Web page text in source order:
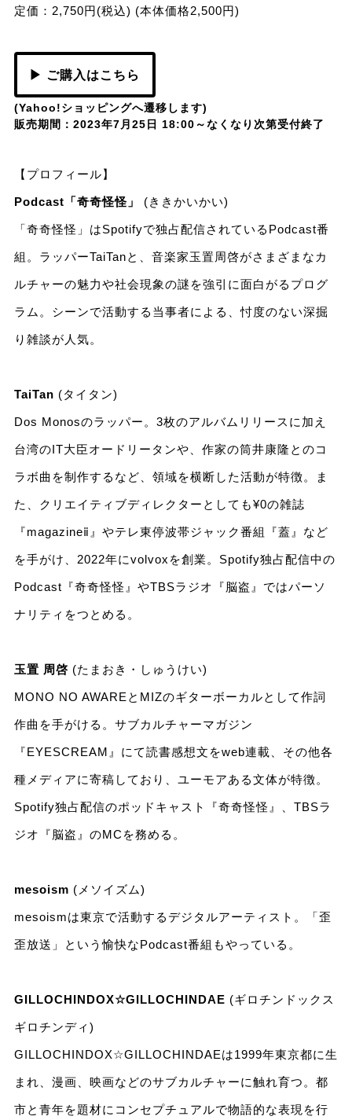
定価：2,750円(税込) (本体価格2,500円)
▶ ご購入はこちら
(Yahoo!ショッピングへ遷移します)
販売期間：2023年7月25日 18:00～なくなり次第受付終了
【プロフィール】
Podcast「奇奇怪怪」 (ききかいかい)
「奇奇怪怪」はSpotifyで独占配信されているPodcast番
組。ラッパーTaiTanと、音楽家玉置周啓がさまざまなカ
ルチャーの魅力や社会現象の謎を強引に面白がるプログ
ラム。シーンで活動する当事者による、忖度のない深掘
り雑談が人気。
TaiTan (タイタン)
Dos Monosのラッパー。3枚のアルバムリリースに加え
台湾のIT大臣オードリータンや、作家の筒井康隆とのコ
ラボ曲を制作するなど、領域を横断した活動が特徴。ま
た、クリエイティブディレクターとしても¥0の雑誌
『magazineⅱ』やテレ東停波帯ジャック番組『蓋』など
を手がけ、2022年にvolvoxを創業。Spotify独占配信中の
Podcast『奇奇怪怪』やTBSラジオ『脳盗』ではパーソ
ナリティをつとめる。
玉置 周啓(たまおき・しゅうけい)
MONO NO AWAREとMIZのギターボーカルとして作詞
作曲を手がける。サブカルチャーマガジン
『EYESCREAM』にて読書感想文をweb連載、その他各
種メディアに寄稿しており、ユーモアある文体が特徴。
Spotify独占配信のポッドキャスト『奇奇怪怪』、TBSラ
ジオ『脳盗』のMCを務める。
mesoism (メソイズム)
mesoismは東京で活動するデジタルアーティスト。「歪
歪放送」という愉快なPodcast番組もやっている。
GILLOCHINDOX☆GILLOCHINDAE (ギロチンドックス
ギロチンディ)
GILLOCHINDOX☆GILLOCHINDAEは1999年東京都に生
まれ、漫画、映画などのサブカルチャーに触れ育つ。都
市と青年を題材にコンセプチュアルで物語的な表現を行